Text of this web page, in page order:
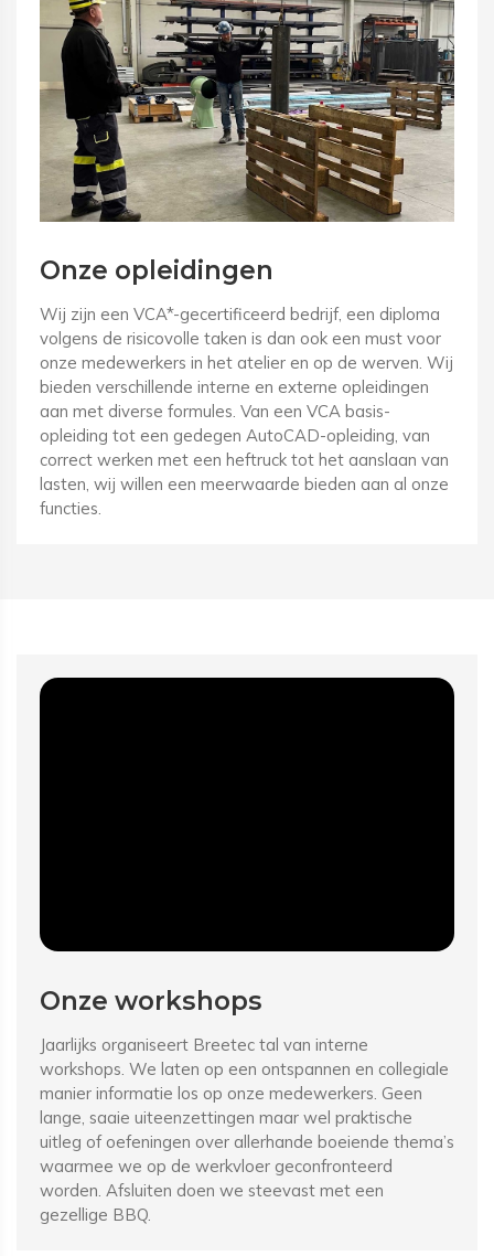
Onze opleidingen
Wij zijn een VCA*-gecertificeerd bedrijf, een diploma
volgens de risicovolle taken is dan ook een must voor
onze medewerkers in het atelier en op de werven. Wij
bieden verschillende interne en externe opleidingen
aan met diverse formules. Van een VCA basis-
opleiding tot een gedegen AutoCAD-opleiding, van
correct werken met een heftruck tot het aanslaan van
lasten, wij willen een meerwaarde bieden aan al onze
functies.
Onze workshops
Jaarlijks organiseert Breetec tal van interne
workshops. We laten op een ontspannen en collegiale
manier informatie los op onze medewerkers. Geen
lange, saaie uiteenzettingen maar wel praktische
uitleg of oefeningen over allerhande boeiende thema’s
waarmee we op de werkvloer geconfronteerd
worden. Afsluiten doen we steevast met een
gezellige BBQ.